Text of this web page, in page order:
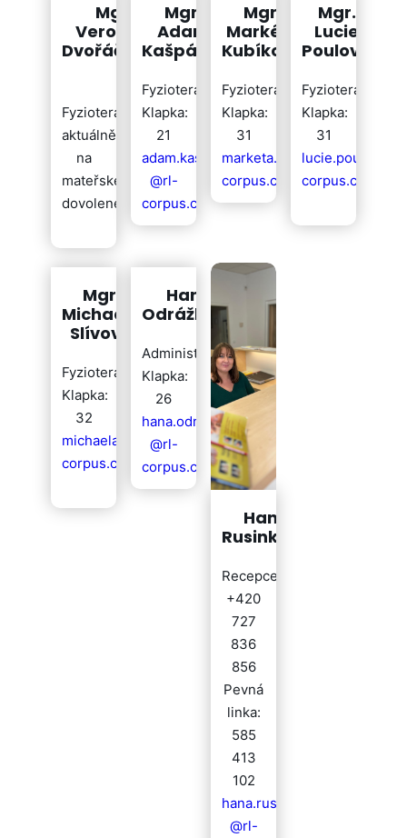
Mgr.
Veronika
Dvořáčková
Fyzioterapeutka
aktuálně
na
mateřské
dovolené
Mgr.
Adam
Kašpárek
Fyzioterapeut
Klapka:
21
adam.kasparek
@rl-
corpus.cz
Mgr.
Markéta
Kubíková
Fyzioterapeut
Klapka:
31
marketa.kubikova@rl-
corpus.cz
Mgr.
Lucie
Poulová
Fyzioterapeut
Klapka:
31
corpus.cz
Mgr.
Michaela
Slívová
Fyzioterapeut
Klapka:
32
michaela.slivova@rl-
corpus.cz
Hana
Odrážková
Administrativa
Klapka:
26
hana.odrazkova
@rl-
corpus.cz
Hana
Rusinková
Recepce
+420
727
836
856
Pevná
linka:
585
413
102
hana.rusinkova
@rl-